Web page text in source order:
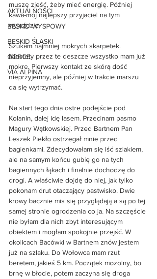
AKTUALNOŚCI
BESKID WYSPOWY
BESKID ŚLĄSKI
GORCE
VIA ALPINA
muszę zjeść, żeby mieć energię. Później
kawa-mój najlepszy przyjaciel na tym
wyjeździe.
Szukam najmniej mokrych skarpetek.
Niestety przez te deszcze wszystko mam już
mokre. Pierwszy kontakt ze skórą dość
nieprzyjemny, ale później w trakcie marszu
da się wytrzymać.
Na start tego dnia ostre podejście pod
Kolanin, dalej idę lasem. Przecinam pasmo
Magury Wątkowskiej. Przed Bartnem Pan
Leszek Piekło ostrzegał mnie przed
bagienkami. Zdecydowałam się iść szlakiem,
ale na samym końcu gubię go na tych
bagiennych łąkach i finalnie dochodzę do
drogi. A właściwie dojdę do niej, jak tylko
pokonam drut otaczający pastwisko. Dwie
krowy bacznie mis się przyglądają a są po tej
samej stronie ogrodzenia co ja. Na szczęście
nie byłam dla nich zbyt interesującym
obiektem i mogłam spokojnie przejść. W
okolicach Bacówki w Bartnem znów jestem
już na szlaku. Do Wołowca mam rzut
beretem, jakieś 5 km. Początek mozolny, bo
brnę w błocie, potem zaczyna się droga